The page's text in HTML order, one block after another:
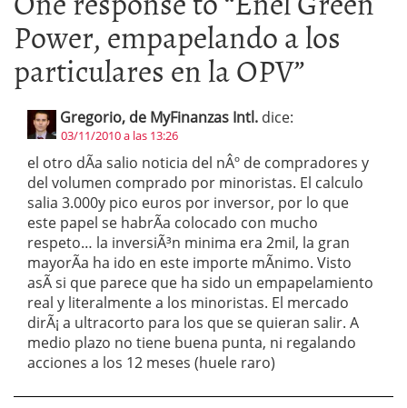
Power, empapelando a los
particulares en la OPV”
Gregorio, de MyFinanzas Intl. dice:
03/11/2010 a las 13:26
el otro dÃ­a salio noticia del nÂº de compradores y
del volumen comprado por minoristas. El calculo
salia 3.000y pico euros por inversor, por lo que
este papel se habrÃ­a colocado con mucho
respeto… la inversiÃ³n minima era 2mil, la gran
mayorÃ­a ha ido en este importe mÃ­nimo. Visto
asÃ­ si que parece que ha sido un empapelamiento
real y literalmente a los minoristas. El mercado
dirÃ¡ a ultracorto para los que se quieran salir. A
medio plazo no tiene buena punta, ni regalando
acciones a los 12 meses (huele raro)